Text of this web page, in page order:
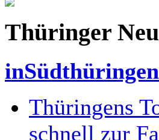
Thüringer
Thüringens
schnell zur